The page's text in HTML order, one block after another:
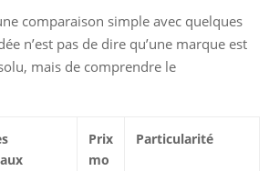
comparaison simple avec quelques
n’est pas de dire qu’une marque est
mais de comprendre le
Prix
mo
Particularité